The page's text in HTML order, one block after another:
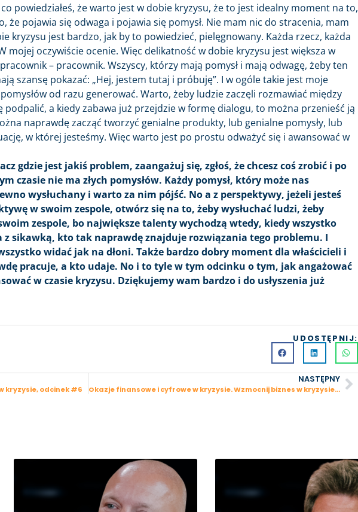
powiedziałeś, że warto jest w dobie kryzysu, że to jest idealny moment na to,
że pojawia się odwaga i pojawia się pomysł. Nie mam nic do stracenia, mam
kryzysu jest bardzo, jak by to powiedzieć, pielęgnowany. Każda rzecz, każda
mojej oczywiście ocenie. Więc delikatność w dobie kryzysu jest większa w
– pracownik. Wszyscy, którzy mają pomysł i mają odwagę, żeby ten
szansę pokazać: „Hej, jestem tutaj i próbuję”. I w ogóle takie jest moje
od razu generować. Warto, żeby ludzie zaczęli rozmawiać między
podpalić, a kiedy zabawa już przejdzie w formę dialogu, to można przenieść ją
naprawdę zacząć tworzyć genialne produkty, lub genialne pomysły, lub
w której jesteśmy. Więc warto jest po prostu odważyć się i awansować w
gdzie jest jakiś problem, zaangażuj się, zgłoś, że chcesz coś zrobić i po
czasie nie ma złych pomysłów. Każdy pomysł, który może nas
wysłuchany i warto za nim pójść. No a z perspektywy, jeżeli jesteś
w swoim zespole, otwórz się na to, żeby wysłuchać ludzi, żeby
zespole, bo największe talenty wychodzą wtedy, kiedy wszystko
z sikawką, kto tak naprawdę znajduje rozwiązania tego problemu. I
widać jak na dłoni. Także bardzo dobry moment dla właścicieli i
pracuje, a kto udaje. No i to tyle w tym odcinku o tym, jak angażować
w czasie kryzysu. Dziękujemy wam bardzo i do usłyszenia już
UDOSTĘPNIJ:
kryzysie, odcinek #6
NASTĘPNY
Okazje finansowe i cyfrowe w kryzysie. Wzmocnij biznes w kryzysie, odcinek #8